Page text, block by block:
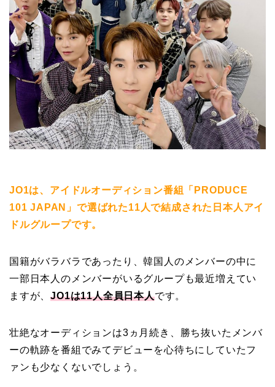
JO1は、アイドルオーディション番組「PRODUCE
101 JAPAN」で選ばれた11人で結成された日本人アイ
ドルグループです。
国籍がバラバラであったり、韓国人のメンバーの中に
一部日本人のメンバーがいるグループも最近増えてい
ますが、JO1は11人全員日本人です。
壮絶なオーディションは3ヵ月続き、勝ち抜いたメンバ
ーの軌跡を番組でみてデビューを心待ちにしていたフ
ァンも少なくないでしょう。